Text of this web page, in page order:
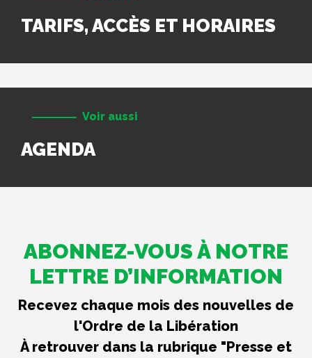
TARIFS, ACCÈS ET HORAIRES
Voir aussi
AGENDA
ABONNEZ-VOUS À NOTRE
LETTRE D’INFORMATION
Recevez chaque mois des nouvelles de
l'Ordre de la Libération
À retrouver dans la rubrique "Presse et